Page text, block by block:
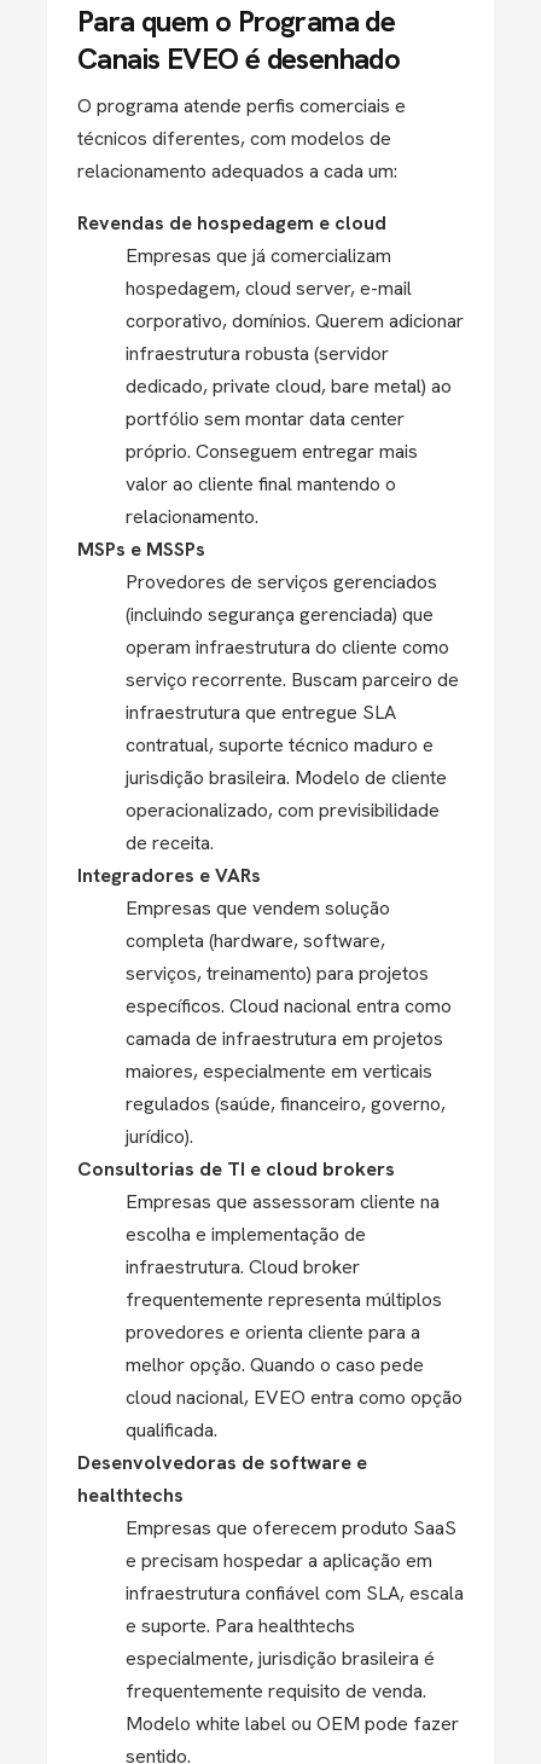
Para quem o Programa de
Canais EVEO é desenhado
O programa atende perfis comerciais e
técnicos diferentes, com modelos de
relacionamento adequados a cada um:
Revendas de hospedagem e cloud
Empresas que já comercializam
hospedagem, cloud server, e-mail
corporativo, domínios. Querem adicionar
infraestrutura robusta (servidor
dedicado, private cloud, bare metal) ao
portfólio sem montar data center
próprio. Conseguem entregar mais
valor ao cliente final mantendo o
relacionamento.
MSPs e MSSPs
Provedores de serviços gerenciados
(incluindo segurança gerenciada) que
operam infraestrutura do cliente como
serviço recorrente. Buscam parceiro de
infraestrutura que entregue SLA
contratual, suporte técnico maduro e
jurisdição brasileira. Modelo de cliente
operacionalizado, com previsibilidade
de receita.
Integradores e VARs
Empresas que vendem solução
completa (hardware, software,
serviços, treinamento) para projetos
específicos. Cloud nacional entra como
camada de infraestrutura em projetos
maiores, especialmente em verticais
regulados (saúde, financeiro, governo,
jurídico).
Consultorias de TI e cloud brokers
Empresas que assessoram cliente na
escolha e implementação de
infraestrutura. Cloud broker
frequentemente representa múltiplos
provedores e orienta cliente para a
melhor opção. Quando o caso pede
cloud nacional, EVEO entra como opção
qualificada.
Desenvolvedoras de software e
healthtechs
Empresas que oferecem produto SaaS
e precisam hospedar a aplicação em
infraestrutura confiável com SLA, escala
e suporte. Para healthtechs
especialmente, jurisdição brasileira é
frequentemente requisito de venda.
Modelo white label ou OEM pode fazer
sentido.